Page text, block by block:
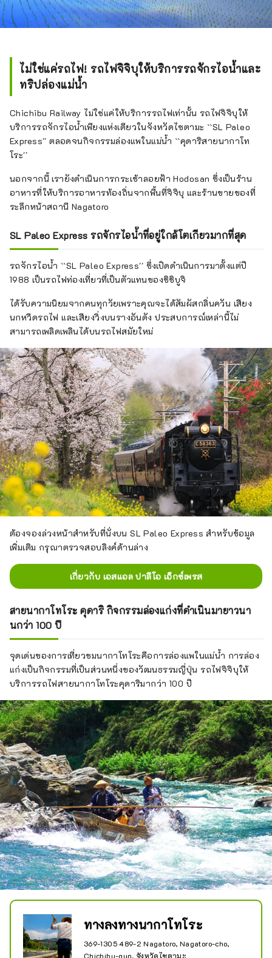
ไม่ใช่แค่รถไฟ! รถไฟจิจิบุให้บริการรถจักรไอน้ำและ
ทริปล่องแม่น้ำ
Chichibu Railway ไม่ใช่แค่ให้บริการรถไฟเท่านั้น รถไฟจิจิบุให้
บริการรถจักรไอน้ำเพียงแห่งเดียวในจังหวัดไซตามะ ``SL Paleo
Express'' ตลอดจนกิจกรรมล่องแพในแม่น้ำ ``คุดาริสายนากาโท
โระ''
นอกจากนี้ เรายังดำเนินการกระเช้าลอยฟ้า Hodosan ซึ่งเป็นร้าน
อาหารที่ให้บริการอาหารท้องถิ่นจากพื้นที่จิจิบุ และร้านขายของที่
ระลึกหน้าสถานี Nagatoro
SL Paleo Express รถจักรไอน้ำที่อยู่ใกล้โตเกียวมากที่สุด
รถจักรไอน้ำ ``SL Paleo Express'' ซึ่งเปิดดำเนินการมาตั้งแต่ปี
1988 เป็นรถไฟท่องเที่ยวที่เป็นตัวแทนของชิชิบูจิ
ได้รับความนิยมจากคนทุกวัยเพราะคุณจะได้สัมผัสกลิ่นควัน เสียง
นกหวีดรถไฟ และเสียงวิ่งบนรางอันดัง ประสบการณ์เหล่านี้ไม่
สามารถเพลิดเพลินได้บนรถไฟสมัยใหม่
ต้องจองล่วงหน้าสำหรับที่นั่งบน SL Paleo Express สำหรับข้อมูล
เพิ่มเติม กรุณาตรวจสอบลิงค์ด้านล่าง
เกี่ยวกับ เอสแอล ปาลีโอ เอ็กซ์เพรส
สายนากาโทโระ คุดาริ กิจกรรมล่องแก่งที่ดำเนินมายาวนา
นกว่า 100 ปี
จุดเด่นของการเที่ยวชมนากาโทโระคือการล่องแพในแม่น้ำ การล่อง
แก่งเป็นกิจกรรมที่เป็นส่วนหนึ่งของวัฒนธรรมญี่ปุ่น รถไฟจิจิบุให้
บริการรถไฟสายนากาโทโระคุดาริมากว่า 100 ปี
ทางลงทางนากาโทโระ
369-1305 489-2 Nagatoro, Nagatoro-cho,
Chichibu-gun, จังหวัดไซตามะ